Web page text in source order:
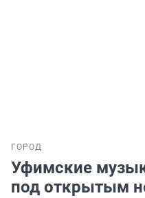
ГОРОД
Уфимские
под открытым